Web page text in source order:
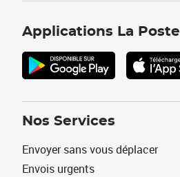
Applications La Poste
Nos Services
Envoyer sans vous déplacer
Envois urgents